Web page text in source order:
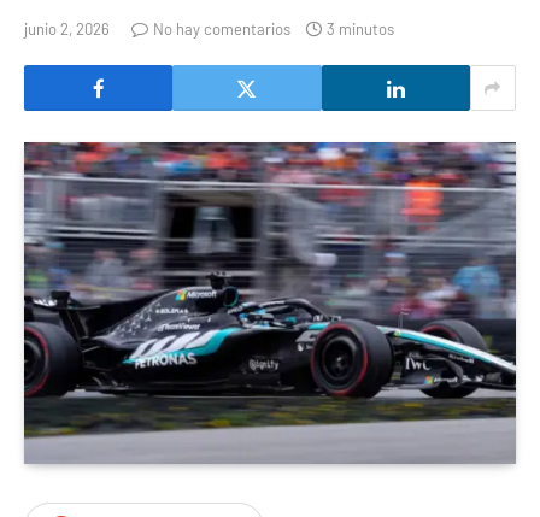
junio 2, 2026 No hay comentarios 3 minutos